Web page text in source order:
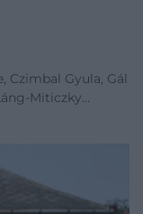
Czimbal Gyula, Gál
Miticzky